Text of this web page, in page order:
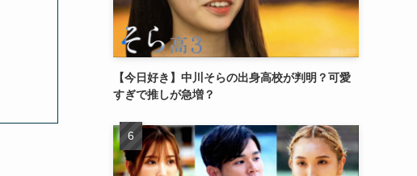
【今日好き】中川そらの出身高校が判明？可愛
すぎで推しが急増？